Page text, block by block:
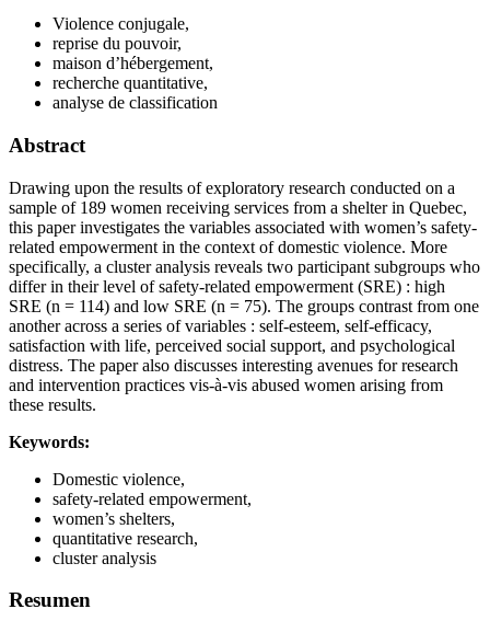
Violence conjugale,
reprise du pouvoir,
maison d’hébergement,
recherche quantitative,
analyse de classification
Abstract
Drawing upon the results of exploratory research conducted on a
sample of 189 women receiving services from a shelter in Quebec,
this paper investigates the variables associated with women’s safety-
related empowerment in the context of domestic violence. More
specifically, a cluster analysis reveals two participant subgroups who
differ in their level of safety-related empowerment (SRE) : high
SRE (n = 114) and low SRE (n = 75). The groups contrast from one
another across a series of variables : self-esteem, self-efficacy,
satisfaction with life, perceived social support, and psychological
distress. The paper also discusses interesting avenues for research
and intervention practices vis-à-vis abused women arising from
these results.
Keywords:
Domestic violence,
safety-related empowerment,
women’s shelters,
quantitative research,
cluster analysis
Resumen